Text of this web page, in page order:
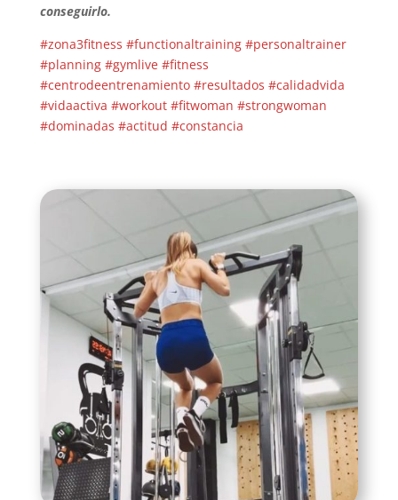
conseguirlo.
#zona3fitness #functionaltraining #personaltrainer
#planning #gymlive #fitness
#centrodeentrenamiento #resultados #calidadvida
#vidaactiva #workout #fitwoman #strongwoman
#dominadas #actitud #constancia